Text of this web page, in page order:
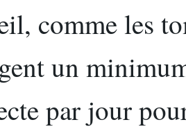
comme les
un
par jour